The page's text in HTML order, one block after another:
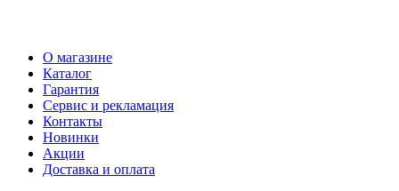
О магазине
Каталог
Гарантия
Сервис и рекламация
Контакты
Новинки
Акции
Доставка и оплата